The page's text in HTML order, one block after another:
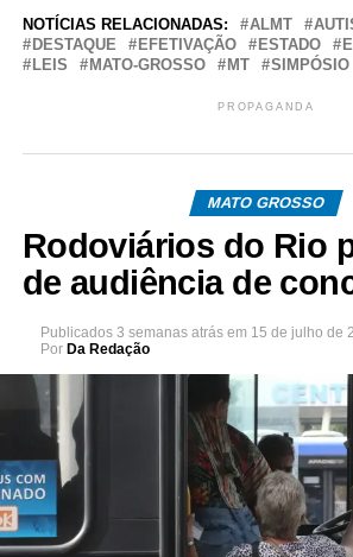
NOTÍCIAS RELACIONADAS: ALMT
DESTAQUE
EFETIVAÇÃO ESTADO
LEIS
MATO-GROSSO MT SIMPÓSIO
PROPAGANDA
MATO GROSSO
Rodoviários do Rio
de audiência de
Publicados 3 semanas atrás em 15 de julho de
Por Da Redação